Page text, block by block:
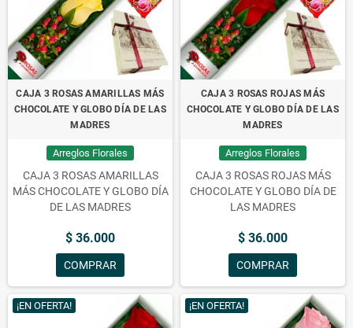
CAJA 3 ROSAS AMARILLAS MÁS
CHOCOLATE Y GLOBO DÍA DE LAS
MADRES
Arreglos Florales
CAJA 3 ROSAS AMARILLAS
MÁS CHOCOLATE Y GLOBO DÍA
DE LAS MADRES
$ 36.000
COMPRAR
CAJA 3 ROSAS ROJAS MÁS
CHOCOLATE Y GLOBO DÍA DE LAS
MADRES
Arreglos Florales
CAJA 3 ROSAS ROJAS MÁS
CHOCOLATE Y GLOBO DÍA DE
LAS MADRES
$ 36.000
COMPRAR
¡EN OFERTA! ¡EN OFERTA!